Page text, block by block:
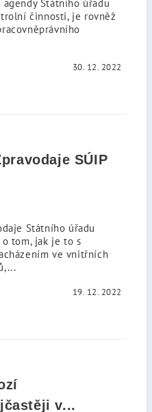
Státního úřadu
činnosti, je rovněž
30. 12. 2022
SÚIP
Státního úřadu
tom, jak je to s
ve vnitřních
19. 12. 2022
v...